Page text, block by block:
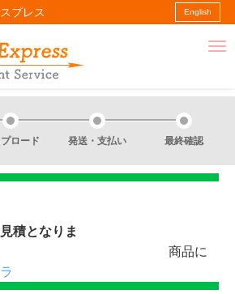
プレス English
ロード 発送・支払い 最終確認
積となりま
品に